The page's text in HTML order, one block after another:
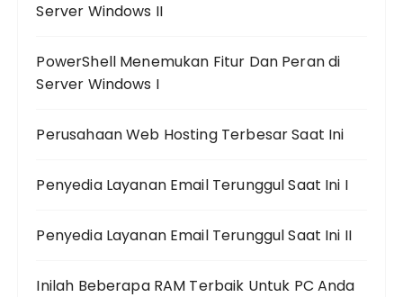
Server Windows II
PowerShell Menemukan Fitur Dan Peran di
Server Windows I
Perusahaan Web Hosting Terbesar Saat Ini
Penyedia Layanan Email Terunggul Saat Ini I
Penyedia Layanan Email Terunggul Saat Ini II
Inilah Beberapa RAM Terbaik Untuk PC Anda